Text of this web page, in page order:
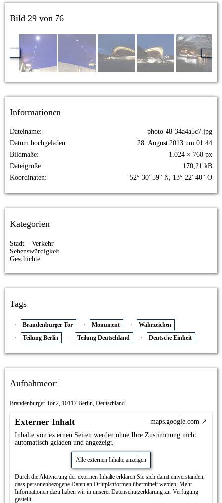
Bild 29 von 76
Informationen
Dateiname
photo-48-34a4a5c7.jpg
Datum hochgeladen
28. August 2013 um 01:44
Bildmaße
1.024 × 768 px
Dateigröße
170,21 kB
Koordinaten
52° 30' 59" N, 13° 22' 40" O
Kategorien
Stadt – Verkehr
Sehenswürdigkeit
Geschichte
Tags
Brandenburger Tor Monument
Wahrzeichen
Teilung Berlin
Teilung Deutschland Deutsche Einheit
Aufnahmeort
Brandenburger Tor 2, 10117 Berlin, Deutschland
Externer Inhalt
maps.google.com
Inhalte von externen Seiten werden ohne Ihre Zustimmung nicht
automatisch geladen und angezeigt.
Alle externen Inhalte anzeigen
Durch die Aktivierung der externen Inhalte erklären Sie sich damit einverstanden,
dass personenbezogene Daten an Drittplattformen übermittelt werden. Mehr
Informationen dazu haben wir in unserer Datenschutzerklärung zur Verfügung
gestellt.